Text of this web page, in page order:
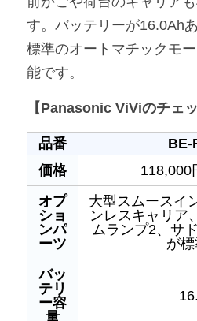
す。バッテリーが16.0Ah
標準のオートマチックモ
能です。
【Panasonic ViViのチェ
品番
BE-
価格
118,000
オプ
ショ
ンパ
ーツ
大型スムースイ
ンレスキャリア
ムランプ2、サ
が
バッ
テリ
ー容
量